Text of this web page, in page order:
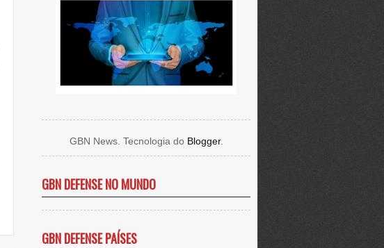
GBN News. Tecnologia do Blogger.
GBN DEFENSE NO MUNDO
GBN DEFENSE PAÍSES